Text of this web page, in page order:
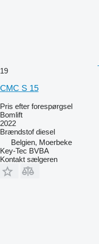
19
CMC S 15
Pris efter forespørgsel
Bomlift
2022
Brændstof diesel
Belgien, Moerbeke
Key-Tec BVBA
Kontakt sælgeren